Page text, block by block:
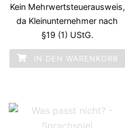
Kein Mehrwertsteuerausweis,
da Kleinunternehmer nach
§19 (1) UStG.
IN DEN WARENKORB